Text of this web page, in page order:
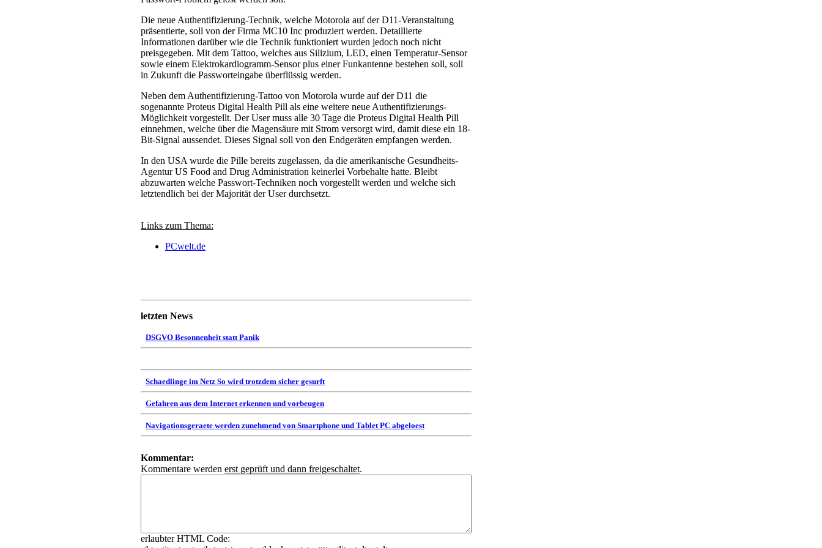
Die neue Authentifizierung-Technik, welche Motorola auf der D11-Veranstaltung
präsentierte, soll von der Firma MC10 Inc produziert werden. Detaillierte
Informationen darüber wie die Technik funktioniert wurden jedoch noch nicht
preisgegeben. Mit dem Tattoo, welches aus Silizium, LED, einen Temperatur-Sensor
sowie einem Elektrokardiogramm-Sensor plus einer Funkantenne bestehen soll, soll
in Zukunft die Passworteingabe überflüssig werden.
Neben dem Authentifizierung-Tattoo von Motorola wurde auf der D11 die
sogenannte Proteus Digital Health Pill als eine weitere neue Authentifizierungs-
Möglichkeit vorgestellt. Der User muss alle 30 Tage die Proteus Digital Health Pill
einnehmen, welche über die Magensäure mit Strom versorgt wird, damit diese ein 18-
Bit-Signal aussendet. Dieses Signal soll von den Endgeräten empfangen werden.
In den USA wurde die Pille bereits zugelassen, da die amerikanische Gesundheits-
Agentur US Food and Drug Administration keinerlei Vorbehalte hatte. Bleibt
abzuwarten welche Passwort-Techniken noch vorgestellt werden und welche sich
letztendlich bei der Majorität der User durchsetzt.
Links zum Thema:
PCwelt.de
letzten News
DSGVO Besonnenheit statt Panik
Schaedlinge im Netz So wird trotzdem sicher gesurft
Gefahren aus dem Internet erkennen und vorbeugen
Navigationsgeraete werden zunehmend von Smartphone und Tablet PC abgeloest
Kommentar:
Kommentare werden erst geprüft und dann freigeschaltet.
erlaubter HTML Code: